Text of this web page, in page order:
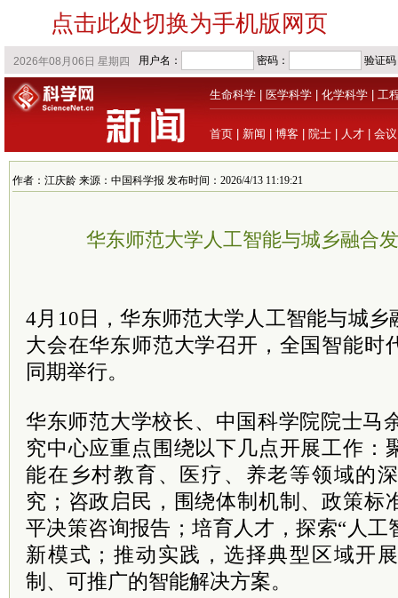
点击此处切换为手机版网页
生命科学 医学科学 化学科学 工
首页 新闻 博客 院士 人才 会议
作者：江庆龄 来源：中国科学报 发布时间：2026/4/13 11:19:21
华东师范大学人工智能与城乡融合
4月10日，华东师范大学人工智能与城
大会在华东师范大学召开，全国智能时
同期举行。
华东师范大学校长、中国科学院院士马
究中心应重点围绕以下几点开展工作：
能在乡村教育、医疗、养老等领域的
究；咨政启民，围绕体制机制、政策标
平决策咨询报告；培育人才，探索“人工
新模式；推动实践，选择典型区域开
制、可推广的智能解决方案。